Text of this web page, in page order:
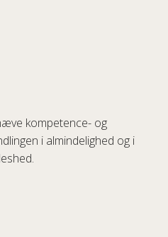
kompetence- og
i almindelighed og i